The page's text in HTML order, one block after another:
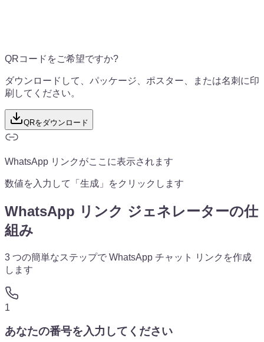
QRコードをご希望ですか?
ダウンロードして、パッケージ、ポスター、または名刺に印
刷してください。
QRをダウンロード
WhatsApp リンクがここに表示されます
数値を入力して「生成」をクリックします
WhatsApp リンク ジェネレーターの仕
組み
3 つの簡単なステップで WhatsApp チャット リンクを作成
します
1
あなたの番号を入力してください